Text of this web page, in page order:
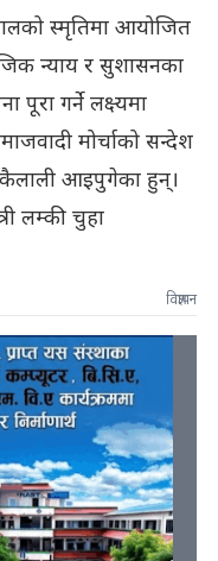
स्मृतिमा आयोजित
न्याय र सुशासनका
पूरा गर्ने लक्ष्यमा
मोर्चाको सन्देश
कैलाली आइपुगेका हुन्।
लम्की चुहा
विज्ञापन